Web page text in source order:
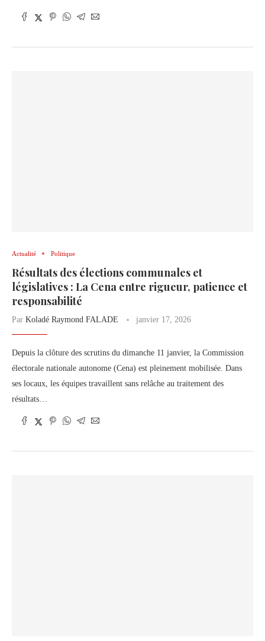
Actualité Politique
Résultats des élections communales et
législatives : La Cena entre rigueur, patience et
responsabilité
Par Koladé Raymond FALADE janvier 17, 2026
Depuis la clôture des scrutins du dimanche 11 janvier, la Commission
électorale nationale autonome (Cena) est pleinement mobilisée. Dans
ses locaux, les équipes travaillent sans relâche au traitement des
résultats…